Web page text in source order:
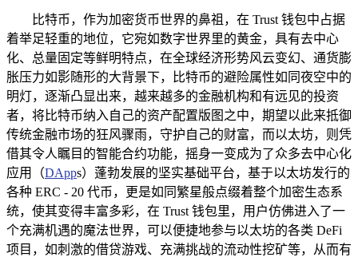
比特币，作为加密货币世界的鼻祖，在 Trust 钱包中占据
着举足轻重的地位，它宛如数字世界里的黄金，具有去中心
化、总量固定等鲜明特点，在全球经济形势风云变幻、通货膨
胀压力如影随形的大背景下，比特币的避险属性如同夜空中的
明灯，逐渐凸显出来，越来越多的金融机构和有远见的投资
者，将比特币纳入自己的资产配置版图之中，期望以此来抵御
传统金融市场的狂风骤雨，守护自己的财富，而以太坊，则凭
借其令人瞩目的智能合约功能，摇身一变成为了众多去中心化
应用（DApps）蓬勃发展的坚实基础平台，基于以太坊发行的
各种 ERC - 20 代币，更是如同繁星般点缀着整个加密生态系
统，使其变得丰富多彩，在 Trust 钱包里，用户仿佛进入了一
个充满机遇的魔法世界，可以便捷地参与以太坊的各类 DeFi
项目，如刺激的借贷游戏、充满挑战的流动性挖矿等，从而有